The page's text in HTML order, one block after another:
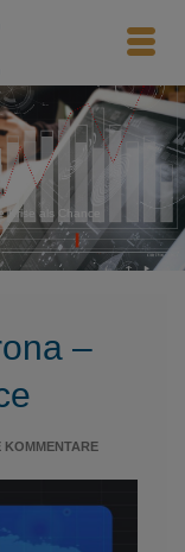
Krise als Chance
–
KOMMENTARE